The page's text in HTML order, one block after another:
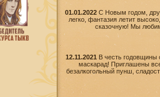
01.01.2022 С Новым годом,
легко, фантазия летит
сказочную! Мы
12.11.2021
В честь годовщины
маскарад! Приглашены
безалкогольный пунш,